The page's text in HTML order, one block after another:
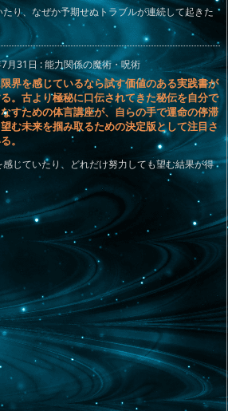
り、なぜか予期せぬトラブルが連続して起きた
月31日 :能力関係の魔術・呪術
界を感じているなら試す価値のある実践書が
。古より極秘に口伝されてきた秘伝を自分で
すための体言講座が、自らの手で運命の停滞
む未来を掴み取るための決定版として注目さ
。
じていたり、どれだけ努力しても望む結果が得